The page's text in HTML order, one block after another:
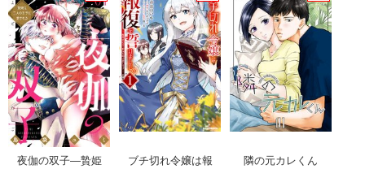
夜伽の双子―贄姫 ブチ切れ令嬢は報 隣の元カレくん